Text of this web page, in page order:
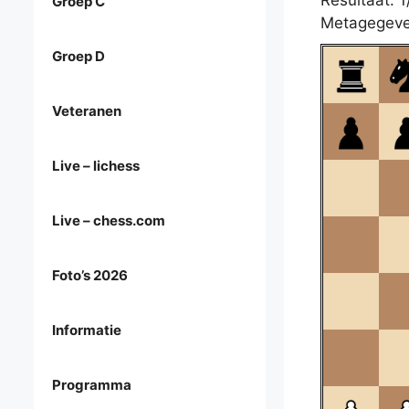
Groep D
Veteranen
Live – lichess
Live – chess.com
Foto’s 2026
Informatie
Programma